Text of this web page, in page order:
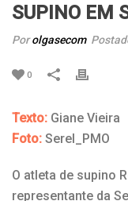
SUPINO EM
Porolgasecom
0
Texto: Giane Vieira
Foto: Serel_PMO
O atleta de supino
representante da